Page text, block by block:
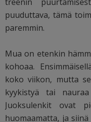
puuduttava, tämä
paremmin.
Mua on etenkin
kohoaa.
koko viikon, mutta
kyykistyä tai
Juoksulenkit ovat
huomaamatta, ja